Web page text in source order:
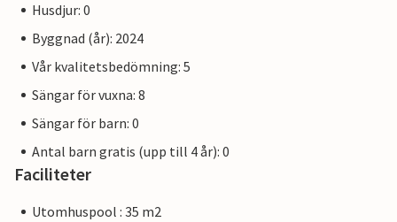
Husdjur: 0
Byggnad (år): 2024
Vår kvalitetsbedömning: 5
Sängar för vuxna: 8
Sängar för barn: 0
Antal barn gratis (upp till 4 år): 0
Faciliteter
Utomhuspool : 35 m2